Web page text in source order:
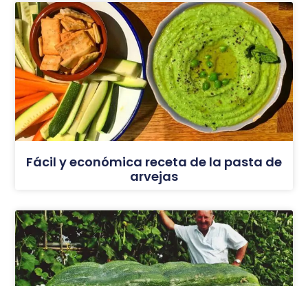
Fácil y económica receta de la pasta de
arvejas